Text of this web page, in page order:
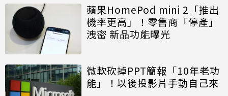
蘋果HomePod mini 2「推出
機率更高」！零售商「停產」
洩密 新品功能曝光
微軟砍掉PPT簡報「10年老功
能」！以後投影片手動自己來